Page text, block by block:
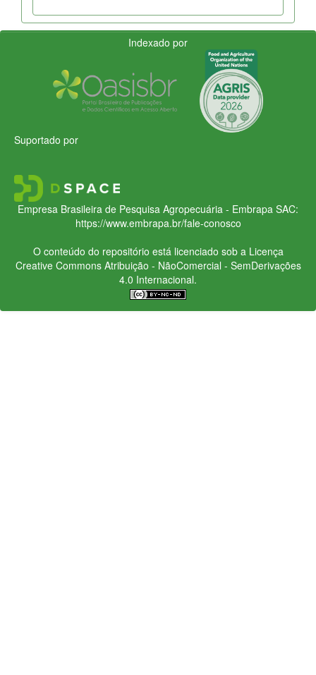
Indexado por
Suportado por
Empresa Brasileira de Pesquisa Agropecuária - Embrapa SAC:
https://www.embrapa.br/fale-conosco
O conteúdo do repositório está licenciado sob a Licença
Creative CommonsAtribuição - NãoComercial - SemDerivações
4.0 Internacional.